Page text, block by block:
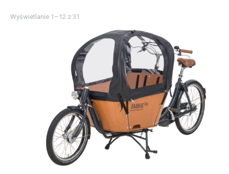
Wyświetlanie 1–12 z 31